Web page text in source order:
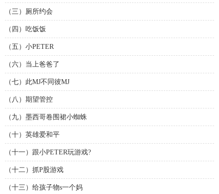
（三）厕所约会
（四）吃饭饭
（五）小PETER
（六）当上爸爸了
（七）此MJ不同彼MJ
（八）期望管控
（九）墨西哥卷围裙小蜘蛛
（十）英雄爱和平
（十一）跟小PETER玩游戏?
（十二）抓P股游戏
（十三）给孩子物s一个妈